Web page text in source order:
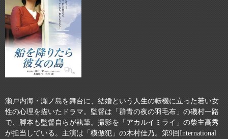
瀬戸内海・瀬ノ島を舞台に、結婚という人生の転機に立った若い女
性の心理を描いたドラマ。監督は「群青の夜の羽毛布」の磯村一路
で、脚本も監督自らが執筆。撮影を「アカルイミライ」の柴主高秀
が担当している。主演は「模倣犯」の木村佳乃。第9回International